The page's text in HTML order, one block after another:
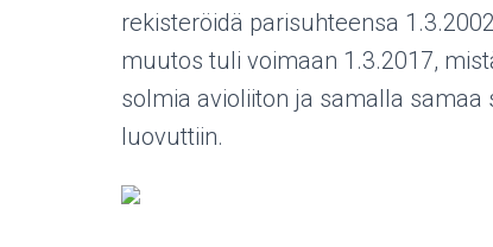
rekisteröidä parisuhteensa
muutos tuli voimaan 1.3.2017,
solmia avioliiton ja samalla
luovuttiin.